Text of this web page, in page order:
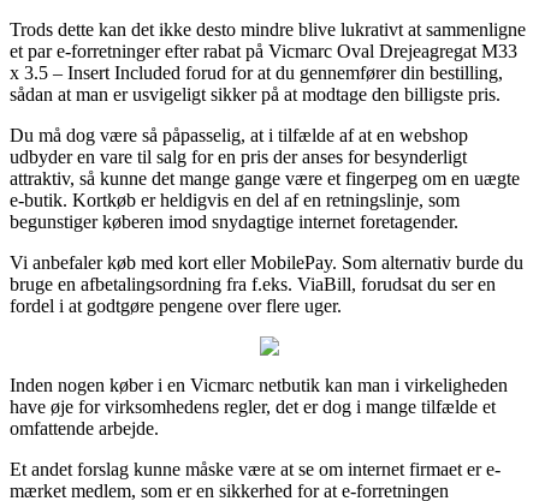
Trods dette kan det ikke desto mindre blive lukrativt at sammenligne
et par e-forretninger efter rabat på Vicmarc Oval Drejeagregat M33
x 3.5 – Insert Included forud for at du gennemfører din bestilling,
sådan at man er usvigeligt sikker på at modtage den billigste pris.
Du må dog være så påpasselig, at i tilfælde af at en webshop
udbyder en vare til salg for en pris der anses for besynderligt
attraktiv, så kunne det mange gange være et fingerpeg om en uægte
e-butik. Kortkøb er heldigvis en del af en retningslinje, som
begunstiger køberen imod snydagtige internet foretagender.
Vi anbefaler køb med kort eller MobilePay. Som alternativ burde du
bruge en afbetalingsordning fra f.eks. ViaBill, forudsat du ser en
fordel i at godtgøre pengene over flere uger.
Inden nogen køber i en Vicmarc netbutik kan man i virkeligheden
have øje for virksomhedens regler, det er dog i mange tilfælde et
omfattende arbejde.
Et andet forslag kunne måske være at se om internet firmaet er e-
mærket medlem, som er en sikkerhed for at e-forretningen